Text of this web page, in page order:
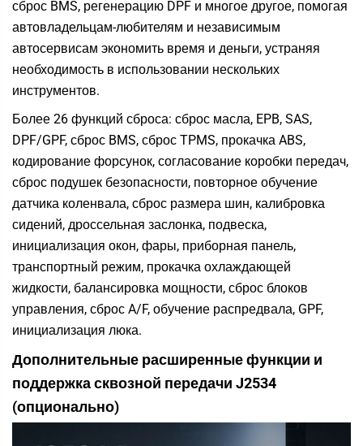
сброс BMS, регенерацию DPF и многое другое, помогая
автовладельцам-любителям и независимым
автосервисам экономить время и деньги, устраняя
необходимость в использовании нескольких
инструментов.
Более 26 функций сброса: сброс масла, EPB, SAS,
DPF/GPF, сброс BMS, сброс TPMS, прокачка ABS,
кодирование форсунок, согласование коробки передач,
сброс подушек безопасности, повторное обучение
датчика коленвала, сброс размера шин, калибровка
сидений, дроссельная заслонка, подвеска,
инициализация окон, фары, приборная панель,
транспортный режим, прокачка охлаждающей
жидкости, балансировка мощности, сброс блоков
управления, сброс A/F, обучение распредвала, GPF,
инициализация люка.
Дополнительные расширенные функции и
поддержка сквозной передачи J2534
(опционально)